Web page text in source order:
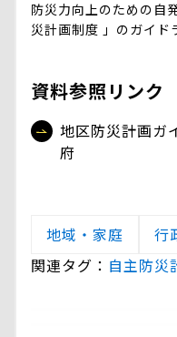
防災力向上のための自
災計画制度 」のガイド
資料参照リンク
地区防災計画ガ
府
地域・家庭
行
関連タグ： 自主防災